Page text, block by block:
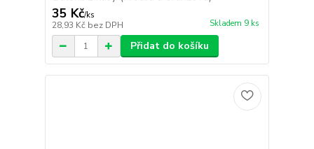
35 Kč/ks
28,93 Kč bez DPH Skladem 9 ks
Přidat do košíku